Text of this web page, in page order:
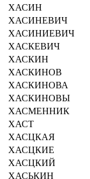
ХАСИН
ХАСИНЕВИЧ
ХАСИНИЕВИЧ
ХАСКЕВИЧ
ХАСКИН
ХАСКИНОВ
ХАСКИНОВА
ХАСКИНОВЫ
ХАСМЕННИК
ХАСТ
ХАСЦКАЯ
ХАСЦКИЕ
ХАСЦКИЙ
ХАСЬКИН